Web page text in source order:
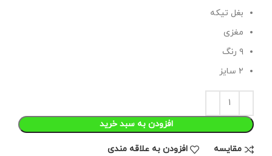
بغل تیکه
مغزی
۹ رنگ
۲ سایز
افزودن به سبد خرید
مقايسه افزودن به علاقه مندی